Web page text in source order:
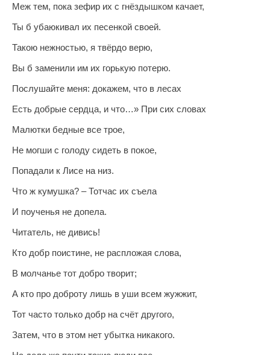
Меж тем, пока зефир их с гнёздышком качает,
Ты б убаюкивал их песенкой своей.
Такою нежностью, я твёрдо верю,
Вы б заменили им их горькую потерю.
Послушайте меня: докажем, что в лесах
Есть добрые сердца, и что…» При сих словах
Малютки бедные все трое,
Не могши с голоду сидеть в покое,
Попадали к Лисе на низ.
Что ж кумушка? – Тотчас их съела
И поученья не допела.
Читатель, не дивись!
Кто добр поистине, не распложая слова,
В молчанье тот добро творит;
А кто про доброту лишь в уши всем жужжит,
Тот часто только добр на счёт другого,
Затем, что в этом нет убытка никакого.